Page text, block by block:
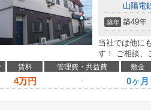
山陽電
築年 築49年
当社では他に
す！ ご相談、
賃料 管理費・共益費 敷金
4万円 - 0ヶ月